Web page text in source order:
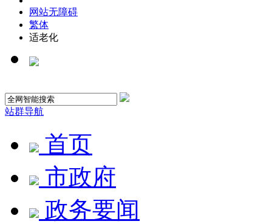
网站无障碍
繁体
适老化
站群导航
首页
市政府
政务要闻